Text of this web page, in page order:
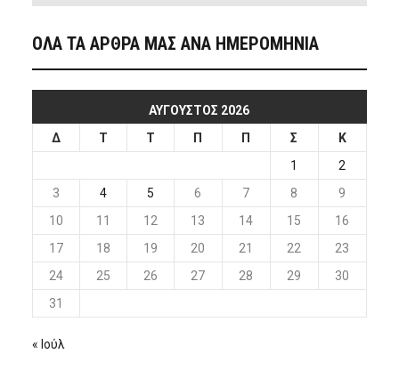
ΟΛΑ ΤΑ ΑΡΘΡΑ ΜΑΣ ΑΝΑ ΗΜΕΡΟΜΗΝΙΑ
ΑΎΓΟΥΣΤΟΣ 2026
Δ
Τ Τ Π Π Σ
Κ
1
2
3
4 5 6 7 8
9
10
11 12 13 14 15
16
17
18 19 20 21 22
23
24
25 26 27 28 29
30
31
« Ιούλ